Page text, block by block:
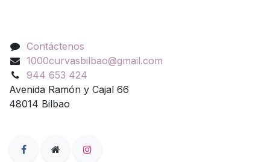
Contáctenos
1000curvasbilbao@gmail.com
944 653 424
Avenida Ramón y Cajal 66
48014 Bilbao